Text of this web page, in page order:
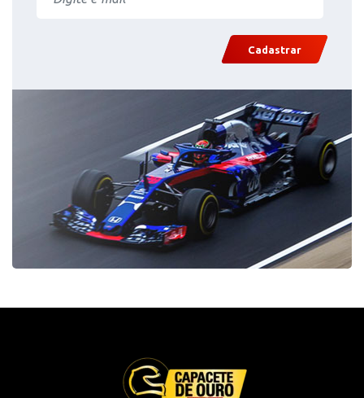
Cadastrar